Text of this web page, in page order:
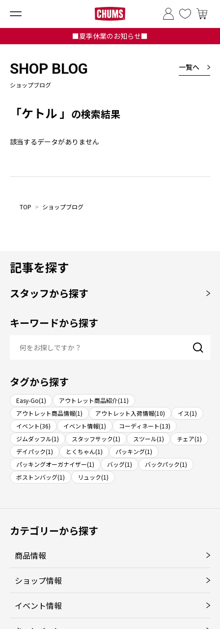
■夏季休業のお知らせ■
SHOP BLOG
ショップブログ
一覧へ
「ケトル 」 の検索結果
該当するデータがありません
TOP > ショップブログ
記事を探す
スタッフから探す
キーワードから探す
タグから探す
Easy-Go(1)
アウトレット商品紹介(11)
アウトレット商品情報(1)
アウトレット入荷情報(10)
イス(1)
イベント(36)
イベント情報(1)
コーディネート(13)
ジムダッフル(1)
スタッフサック(1) スツール(1)
チェア(1)
デイパック(1)
とくちゃん(1)
パッキング(1)
パッキングオーガナイザー(1)
バッグ(1)
バックパック(1)
ボストンバッグ(1)
リュック(1)
カテゴリーから探す
商品情報
ショップ情報
イベント情報